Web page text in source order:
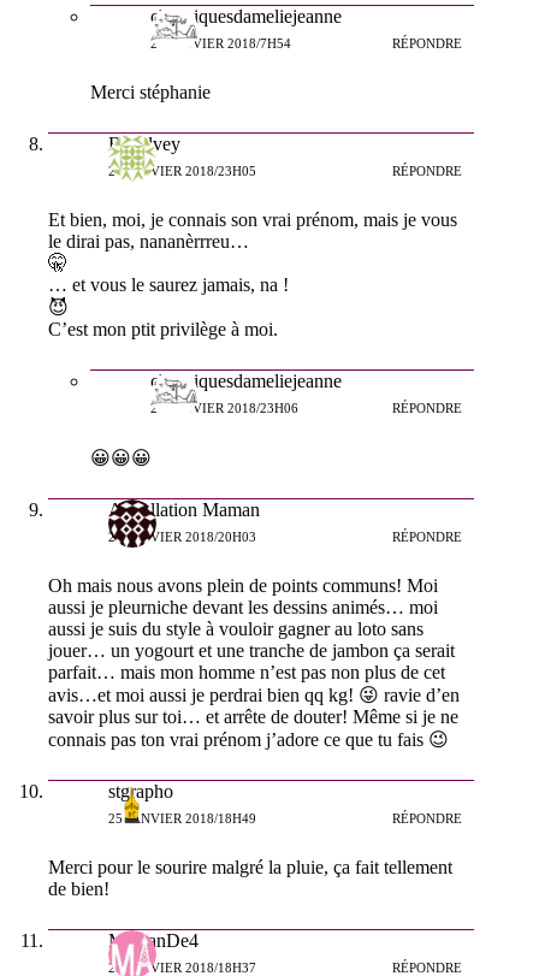
chroniquesdameliejeanne
26 JANVIER 2018/7H54 RÉPONDRE
Merci stéphanie
Behelvey
25 JANVIER 2018/23H05 RÉPONDRE
Et bien, moi, je connais son vrai prénom, mais je vous
le dirai pas, nananèrrreu…
🤫
… et vous le saurez jamais, na !
😈
C’est mon ptit privilège à moi.
chroniquesdameliejeanne
25 JANVIER 2018/23H06 RÉPONDRE
😀😀😀
Appellation Maman
25 JANVIER 2018/20H03 RÉPONDRE
Oh mais nous avons plein de points communs! Moi
aussi je pleurniche devant les dessins animés… moi
aussi je suis du style à vouloir gagner au loto sans
jouer… un yogourt et une tranche de jambon ça serait
parfait… mais mon homme n’est pas non plus de cet
avis…et moi aussi je perdrai bien qq kg! 😜 ravie d’en
savoir plus sur toi… et arrête de douter! Même si je ne
connais pas ton vrai prénom j’adore ce que tu fais 😉
stgrapho
25 JANVIER 2018/18H49 RÉPONDRE
Merci pour le sourire malgré la pluie, ça fait tellement
de bien!
MamanDe4
25 JANVIER 2018/18H37 RÉPONDRE